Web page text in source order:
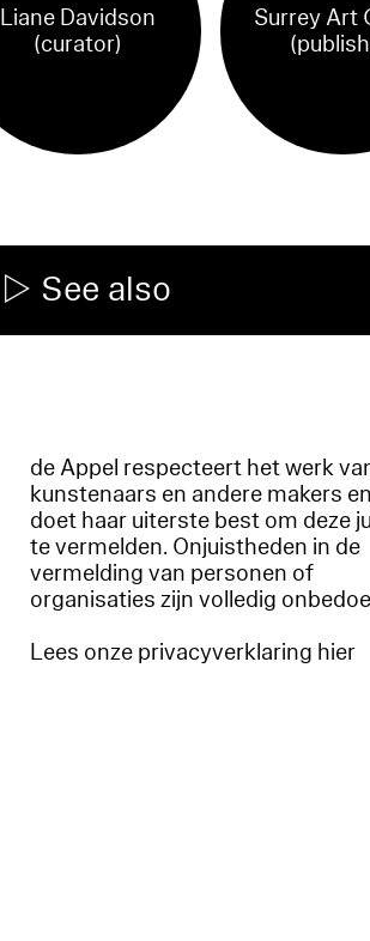
Liane Davidson
(curator)
Surrey Art
See also
de Appel respecteert het werk
kunstenaars en andere makers en
doet haar uiterste best om deze
te vermelden. Onjuistheden in de
vermelding van personen of
organisaties zijn volledig
Lees onze privacyverklaring hier